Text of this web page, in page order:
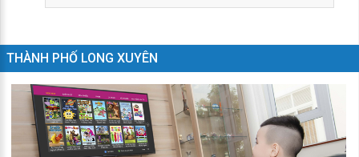
THÀNH PHỐ LONG XUYÊN